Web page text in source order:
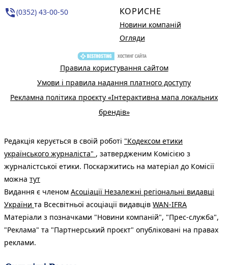
phone_in_talk(0352) 43-00-50 КОРИСНЕ
Новини компаній
Огляди
Правила користування сайтом
Умови і правила надання платного доступу
Рекламна політика проєкту «Інтерактивна мапа локальних
брендів»
Редакція керується в своїй роботі "Кодексом етики
українського журналіста" , затвердженим Комісією з
журналістської етики. Поскаржитись на матеріал до Комісії
можна тут
Видання є членом Асоціації Незалежні регіональні видавці
України та Всесвітньої асоціації видавців WAN-IFRA
Матеріали з позначками "Новини компаній", "Прес-служба",
"Реклама" та "Партнерський проєкт" опубліковані на правах
реклами.